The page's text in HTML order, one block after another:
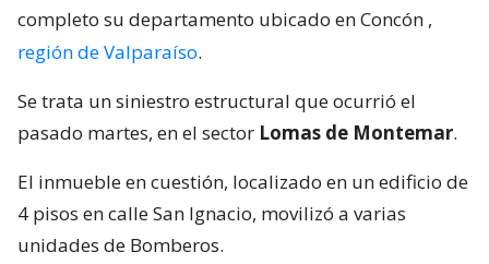
completo su departamento ubicado en Concón ,
región de Valparaíso.
Se trata un siniestro estructural que ocurrió el
pasado martes, en el sector Lomas de Montemar.
El inmueble en cuestión, localizado en un edificio de
4 pisos en calle San Ignacio, movilizó a varias
unidades de Bomberos.